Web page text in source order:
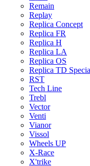
Remain
Replay
Replica Concept
Replica FR
Replica H
Replica LA
Replica OS
Replica TD
RST
Tech Line
Trebl
Vector
Venti
Vianor
Vissol
Wheels UP
X-Race
X'trike